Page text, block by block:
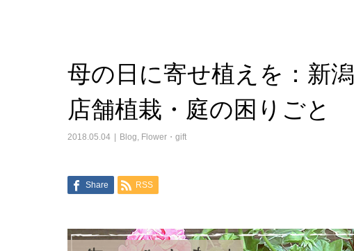
母の日に寄せ植えを：新
店舗植栽・庭の困りごと
2018.05.04 Blog Flower・gift
Share RSS